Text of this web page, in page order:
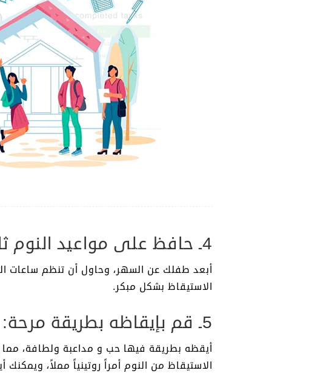
4ـ حافظ على مواعيد النوم ثابتة ومنظمة:
أبعد طفلك عن السهر، وحاول أن تنظم ساعات
الاستيقاظ بشكل مبكر.
5ـ قم بإيقاظه بطريقة مرحة:
أيقظه بطريقة فيها حب و مداعبة ولطافة، مما
الاستيقاظ من النوم أمراً روتينياً مملاً،